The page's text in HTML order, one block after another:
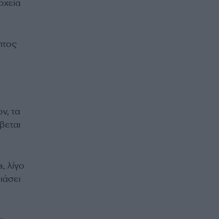
τα
λίγο